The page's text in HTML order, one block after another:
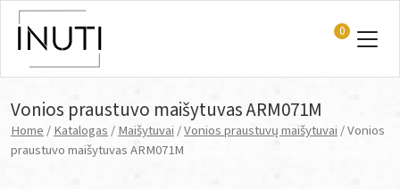
Main Navigation
0
Vonios praustuvo maišytuvas ARM071M
Home/Katalogas/Maišytuvai/Vonios praustuvų maišytuvai/ Vonios
praustuvo maišytuvas ARM071M